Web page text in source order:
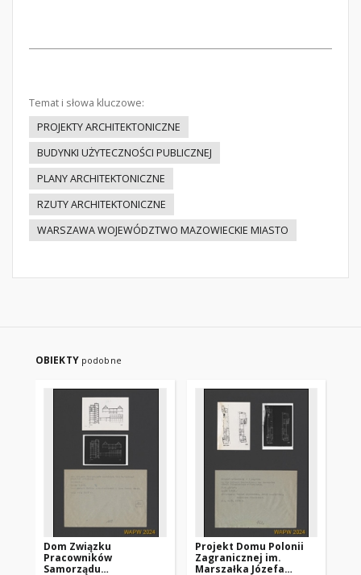
Temat i słowa kluczowe:
PROJEKTY ARCHITEKTONICZNE
BUDYNKI UŻYTECZNOŚCI PUBLICZNEJ
PLANY ARCHITEKTONICZNE
RZUTY ARCHITEKTONICZNE
WARSZAWA WOJEWÓDZTWO MAZOWIECKIE MIASTO
OBIEKTY podobne
Dom Związku
Pracowników
Samorządu
Projekt Domu Polonii
Zagranicznej im.
Marszałka Józefa